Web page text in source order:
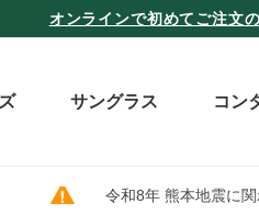
オンラインで初めてご注文
サングラス コン
令和8年 熊本地震に